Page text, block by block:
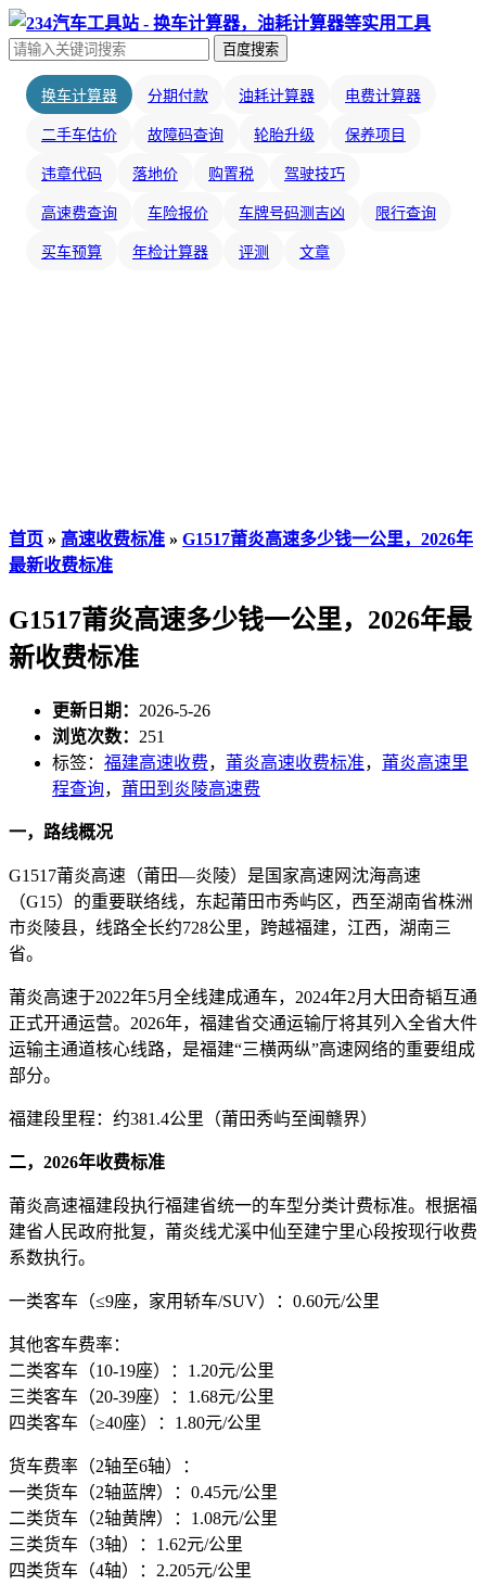
百度搜索
换车计算器 分期付款 油耗计算器 电费计算器
二手车估价 故障码查询 轮胎升级 保养项目
违章代码 落地价 购置税 驾驶技巧
高速费查询 车险报价 车牌号码测吉凶 限行查询
买车预算 年检计算器 评测 文章
首页 » 高速收费标准 » G1517莆炎高速多少钱一公里，2026年
最新收费标准
G1517莆炎高速多少钱一公里，2026年最
新收费标准
更新日期： 2026-5-26
浏览次数： 251
标签： 福建高速收费， 莆炎高速收费标准， 莆炎高速里
程查询， 莆田到炎陵高速费
一，路线概况
G1517莆炎高速（莆田—炎陵）是国家高速网沈海高速
（G15）的重要联络线，东起莆田市秀屿区，西至湖南省株洲
市炎陵县，线路全长约728公里，跨越福建，江西，湖南三
省。
莆炎高速于2022年5月全线建成通车，2024年2月大田奇韬互通
正式开通运营。2026年，福建省交通运输厅将其列入全省大件
运输主通道核心线路，是福建“三横两纵”高速网络的重要组成
部分。
福建段里程：约381.4公里（莆田秀屿至闽赣界）
二，2026年收费标准
莆炎高速福建段执行福建省统一的车型分类计费标准。根据福
建省人民政府批复，莆炎线尤溪中仙至建宁里心段按现行收费
系数执行。
一类客车（≤9座，家用轿车/SUV）：0.60元/公里
其他客车费率：
二类客车（10-19座）：1.20元/公里
三类客车（20-39座）：1.68元/公里
四类客车（≥40座）：1.80元/公里
货车费率（2轴至6轴）：
一类货车（2轴蓝牌）：0.45元/公里
二类货车（2轴黄牌）：1.08元/公里
三类货车（3轴）：1.62元/公里
四类货车（4轴）：2.205元/公里